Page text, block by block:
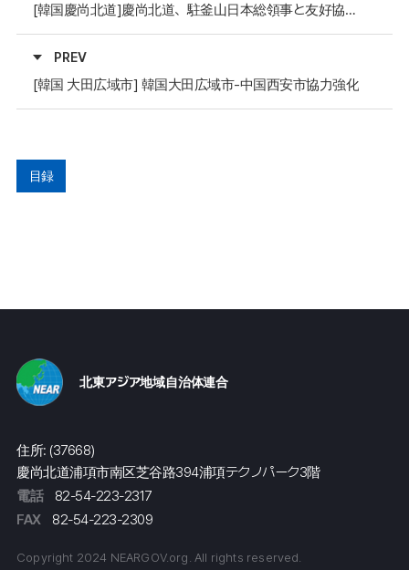
[韓国慶尚北道]慶尚北道、駐釜山日本総領事と友好協力方案を論議
PREV
[韓国 大田広域市] 韓国大田広域市-中国西安市協力強化
目録
北東アジア地域自治体連合
住所: (37668)
慶尚北道浦項市南区芝谷路394浦項テクノパーク3階
電話
82-54-223-2317
FAX
82-54-223-2309
Copyright 2024 NEARGOV.org. All rights reserved.